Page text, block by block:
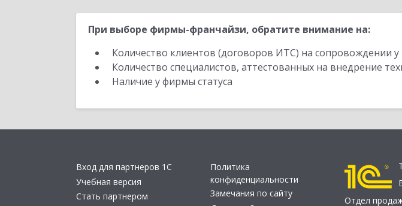
При выборе фирмы-франчайзи, обратите внимание на:
Количество клиентов (договоров ИТС) на сопровождении
Количество специалистов, аттестованных на внедрение
Наличие у фирмы статуса
Вход для партнеров 1С
Учебная версия
Стать партнером
Политика
конфиденциальности
Замечания по сайту
Отдел